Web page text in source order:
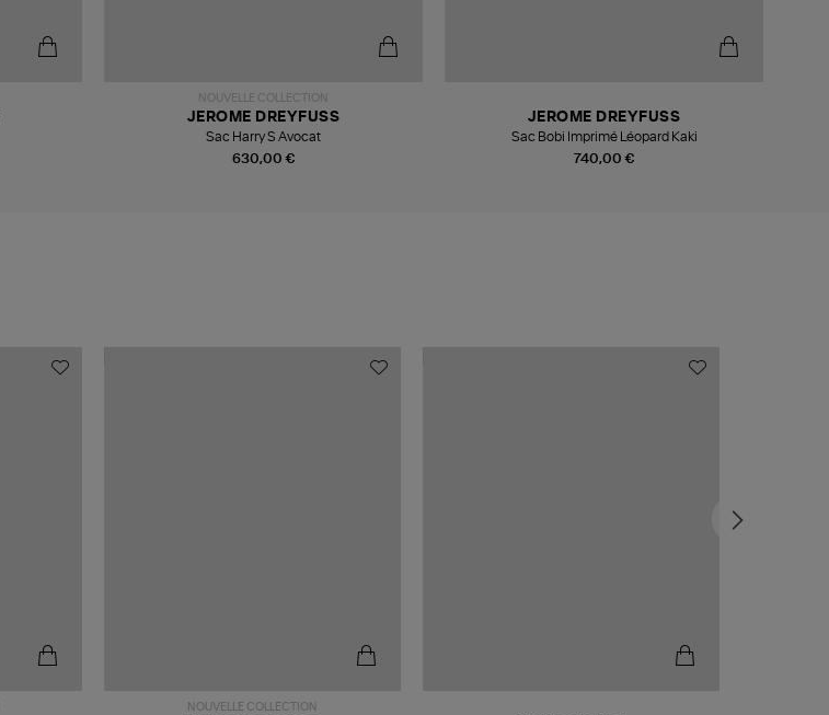
NOUVELLE COLLECTION
630,00 €
JEROME DREYFUSS
Sac Harry S Avocat
740,00 €
JEROME DREYFUSS
Sac Bobi Imprimé Léopard Kaki
NOUVELLE COLLECTION